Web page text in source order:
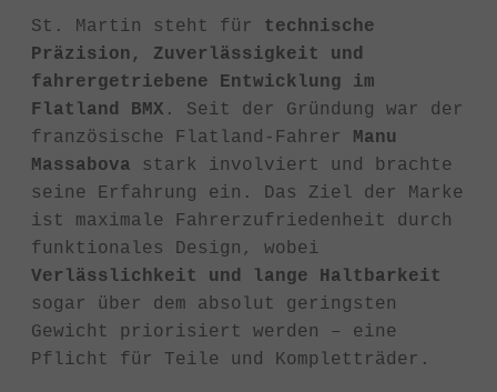
St. Martin steht für technische
Präzision, Zuverlässigkeit und
fahrergetriebene Entwicklung im
Flatland BMX . Seit der Gründung war der
französische Flatland-Fahrer Manu
Massabova stark involviert und brachte
seine Erfahrung ein. Das Ziel der Marke
ist maximale Fahrerzufriedenheit durch
funktionales Design, wobei
Verlässlichkeit und lange Haltbarkeit
sogar über dem absolut geringsten
Gewicht priorisiert werden – eine
Pflicht für Teile und Kompletträder.